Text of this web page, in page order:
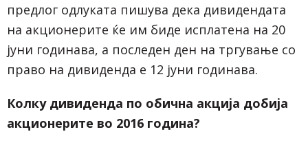
предлог одлуката пишува дека дивидендата
на акционерите ќе им биде исплатена на 20
јуни годинава, а последен ден на тргување со
право на дивиденда е 12 јуни годинава.
Колку дивиденда по обична акција добија
акционерите во 2016 година?